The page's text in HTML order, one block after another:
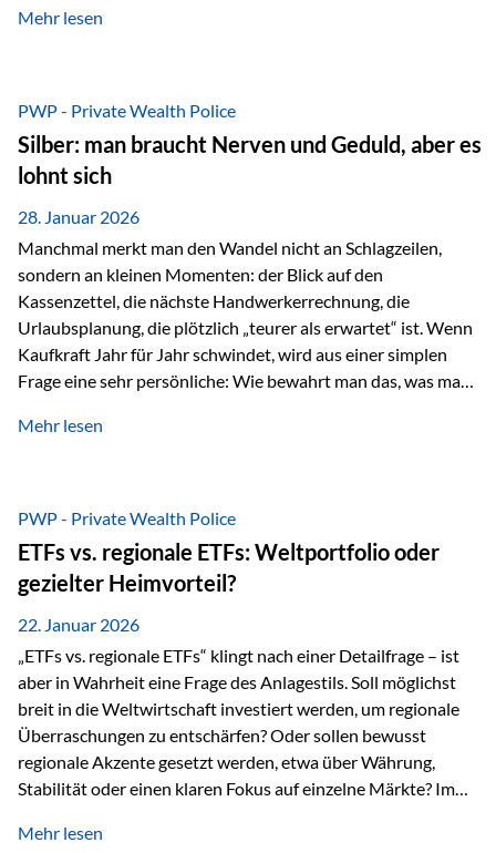
starken Anstiegen. Diese verändern jedoch nicht die
von geopolitischen Spannungen, einer stark ausgeweiteten
Geldmenge sowie strukturellen Verschiebungen an den
Kapitalmärkten geprägt ist, bleibt Gold ein bewährter Anker.
Nicht, weil…
Mehr lesen
PWP - Private Wealth Police
Silber: man braucht Nerven und Geduld, aber es
lohnt sich
28. Januar 2026
Manchmal merkt man den Wandel nicht an Schlagzeilen,
sondern an kleinen Momenten: der Blick auf den
Kassenzettel, die nächste Handwerkerrechnung, die
Urlaubsplanung, die plötzlich „teurer als erwartet“ ist. Wenn
Kaufkraft Jahr für Jahr schwindet, wird aus einer simplen
Frage eine sehr persönliche: Wie bewahrt man das, was man
Sachwerten mit einer Investition in Sachwerte zu
gerade dann, wenn Märkte nervös werden,…
Mehr lesen
PWP - Private Wealth Police
ETFs vs. regionale ETFs: Weltportfolio oder
gezielter Heimvorteil?
22. Januar 2026
„ETFs vs. regionale ETFs“ klingt nach einer Detailfrage – ist
aber in Wahrheit eine Frage des Anlagestils. Soll möglichst
breit in die Weltwirtschaft investiert werden, um regionale
Überraschungen zu entschärfen? Oder sollen bewusst
regionale Akzente gesetzt werden, etwa über Währung,
Stabilität oder einen klaren Fokus auf einzelne Märkte? Im
Wealth Police der Vienna-Life lassen sich beide Ansätze
Mehr lesen